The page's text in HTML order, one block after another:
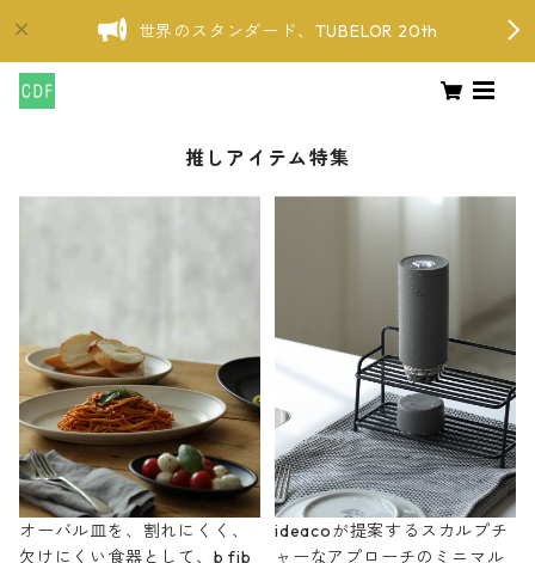
世界のスタンダード、TUBELOR 20th
推しアイテム特集
オーバル皿を、割れにくく、
欠けにくい食器として、b fib
ideacoが提案するスカルプチ
ャーなアプローチのミニマル